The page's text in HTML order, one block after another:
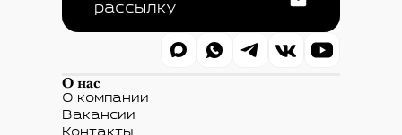
рассылку
О нас
О компании
Вакансии
Контакты